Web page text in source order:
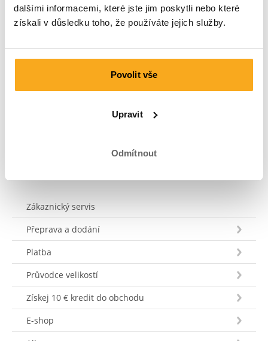
dalšími informacemi, které jste jim poskytli nebo které
získali v důsledku toho, že používáte jejich služby.
Povolit vše
Upravit
Odmítnout
Jsme tu pro tebe 24 hodin denně, 7 dní v týdnu! Použij
„Kontaktuj nás“, vyber typ svého předplatné a polož svůj
dotaz. Můžeš nás také kontaktovat prostřednictvím e-
mailu: hello-uk@onthatass.com. Naším cílem je
odpovědět na tvůj dotaz do 3 pracovních dnů. Tel: +31
Zákaznický servis
Přeprava a dodání
Platba
Průvodce velikostí
Získej 10 € kredit do obchodu
E-shop